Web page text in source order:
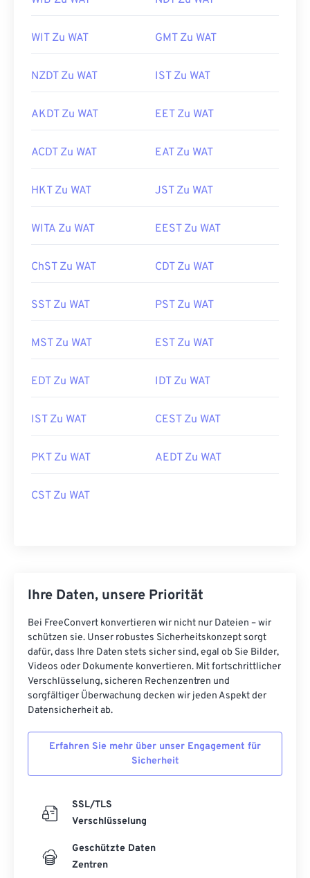
WIT Zu WAT GMT Zu WAT
NZDT Zu WAT IST Zu WAT
AKDT Zu WAT EET Zu WAT
ACDT Zu WAT EAT Zu WAT
HKT Zu WAT JST Zu WAT
WITA Zu WAT EEST Zu WAT
ChST Zu WAT CDT Zu WAT
SST Zu WAT PST Zu WAT
MST Zu WAT EST Zu WAT
EDT Zu WAT IDT Zu WAT
IST Zu WAT CEST Zu WAT
PKT Zu WAT AEDT Zu WAT
CST Zu WAT
Ihre Daten, unsere Priorität
Bei FreeConvert konvertieren wir nicht nur Dateien – wir
schützen sie. Unser robustes Sicherheitskonzept sorgt
dafür, dass Ihre Daten stets sicher sind, egal ob Sie Bilder,
Videos oder Dokumente konvertieren. Mit fortschrittlicher
Verschlüsselung, sicheren Rechenzentren und
sorgfältiger Überwachung decken wir jeden Aspekt der
Datensicherheit ab.
Erfahren Sie mehr über unser Engagement für
Sicherheit
SSL/TLS
Verschlüsselung
Geschützte Daten
Zentren